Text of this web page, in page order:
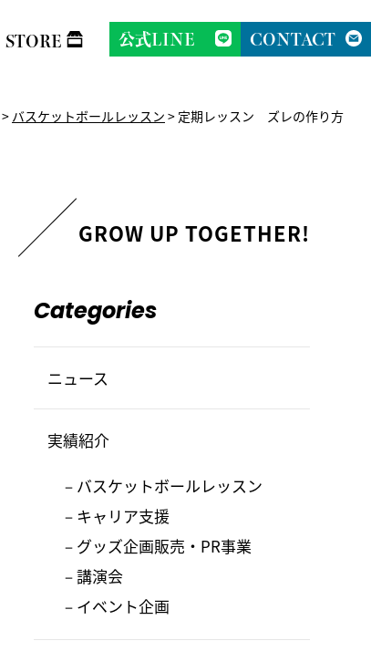
STORE 公式LINE CONTACT
> バスケットボールレッスン > 定期レッスン ズレの作り方
Categories
ニュース
実績紹介
バスケットボールレッスン
キャリア支援
グッズ企画販売・PR事業
講演会
イベント企画